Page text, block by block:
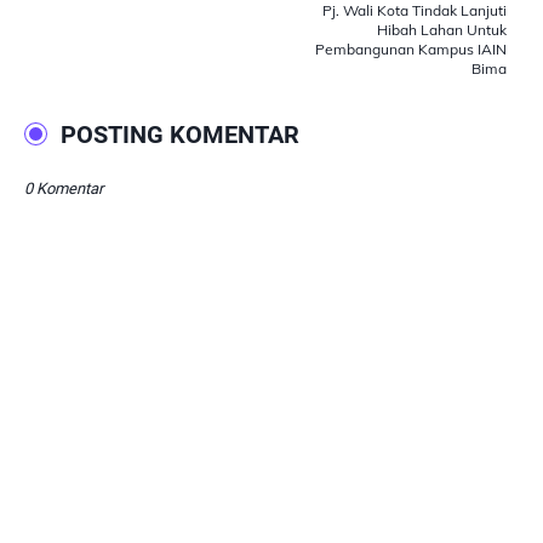
Pj. Wali Kota Tindak Lanjuti
Hibah Lahan Untuk
Pembangunan Kampus IAIN
Bima
POSTING KOMENTAR
0 Komentar